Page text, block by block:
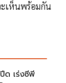
ะเห็นพร้อมกัน
เร่งซีพี